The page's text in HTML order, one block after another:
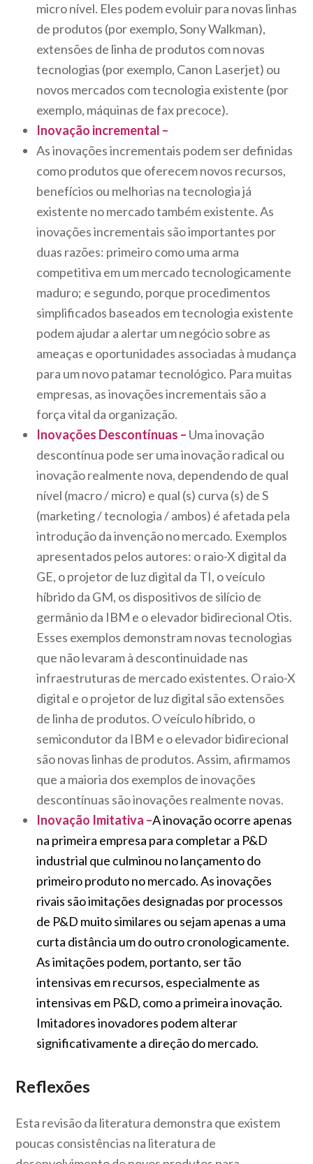
micro nível. Eles podem evoluir para novas linhas
de produtos (por exemplo, Sony Walkman),
extensões de linha de produtos com novas
tecnologias (por exemplo, Canon Laserjet) ou
novos mercados com tecnologia existente (por
exemplo, máquinas de fax precoce).
Inovação incremental –
As inovações incrementais podem ser definidas
como produtos que oferecem novos recursos,
benefícios ou melhorias na tecnologia já
existente no mercado também existente. As
inovações incrementais são importantes por
duas razões: primeiro como uma arma
competitiva em um mercado tecnologicamente
maduro; e segundo, porque procedimentos
simplificados baseados em tecnologia existente
podem ajudar a alertar um negócio sobre as
ameaças e oportunidades associadas à mudança
para um novo patamar tecnológico. Para muitas
empresas, as inovações incrementais são a
força vital da organização.
Inovações Descontínuas – Uma inovação
descontínua pode ser uma inovação radical ou
inovação realmente nova, dependendo de qual
nível (macro / micro) e qual (s) curva (s) de S
(marketing / tecnologia / ambos) é afetada pela
introdução da invenção no mercado. Exemplos
apresentados pelos autores: o raio-X digital da
GE, o projetor de luz digital da TI, o veículo
híbrido da GM, os dispositivos de silício de
germânio da IBM e o elevador bidirecional Otis.
Esses exemplos demonstram novas tecnologias
que não levaram à descontinuidade nas
infraestruturas de mercado existentes. O raio-X
digital e o projetor de luz digital são extensões
de linha de produtos. O veículo híbrido, o
semicondutor da IBM e o elevador bidirecional
são novas linhas de produtos. Assim, afirmamos
que a maioria dos exemplos de inovações
descontínuas são inovações realmente novas.
Inovação Imitativa –A inovação ocorre apenas
na primeira empresa para completar a P&D
industrial que culminou no lançamento do
primeiro produto no mercado. As inovações
rivais são imitações designadas por processos
de P&D muito similares ou sejam apenas a uma
curta distância um do outro cronologicamente.
As imitações podem, portanto, ser tão
intensivas em recursos, especialmente as
intensivas em P&D, como a primeira inovação.
Imitadores inovadores podem alterar
significativamente a direção do mercado.
Reflexões
Esta revisão da literatura demonstra que existem
poucas consistências na literatura de